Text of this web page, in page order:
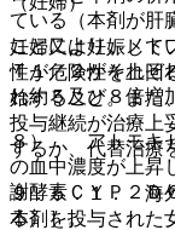
妊婦又は妊娠して
性が危険性を上回
始すること。また
投与継続が治療上
するか、代替治療
９．５．１． 海
本剤を投与された
ている（本剤が肝
ことにより、メト
Ｔ１／２がそれぞ
れ約５及び８倍増
８）． アトモキ
の血中濃度が上昇
謝酵素ＣＹＰ２Ｄ
る）］。